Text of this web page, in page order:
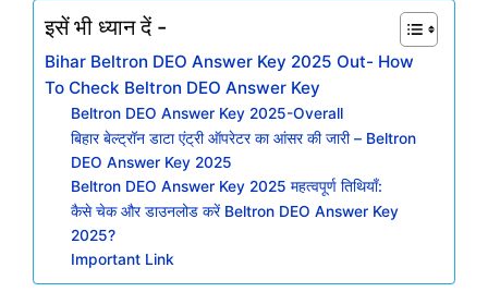
इसें भी ध्यान दें -
Bihar Beltron DEO Answer Key 2025 Out- How
To Check Beltron DEO Answer Key
Beltron DEO Answer Key 2025-Overall
बिहार बेल्ट्रॉन डाटा एंट्री ऑपरेटर का आंसर की जारी – Beltron
DEO Answer Key 2025
Beltron DEO Answer Key 2025 महत्वपूर्ण तिथियाँ:
कैसे चेक और डाउनलोड करें Beltron DEO Answer Key
2025?
Important Link